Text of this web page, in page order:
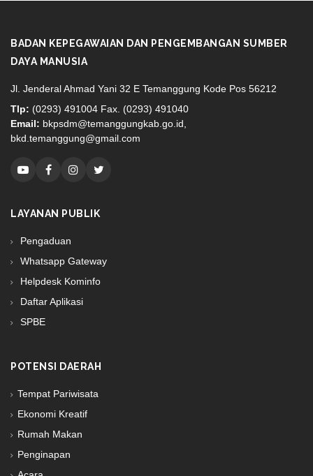
BADAN KEPEGAWAIAN DAN PENGEMBANGAN SUMBER
DAYA MANUSIA
Jl. Jenderal Ahmad Yani 32 E Temanggung Kode Pos 56212
Tlp: (0293) 491004 Fax. (0293) 491040
Email: bkpsdm@temanggungkab.go.id,
bkd.temanggung@gmail.com
LAYANAN PUBLIK
Pengaduan
Whatsapp Gateway
Helpdesk Kominfo
Daftar Aplikasi
SPBE
POTENSI DAERAH
Tempat Pariwisata
Ekonomi Kreatif
Rumah Makan
Penginapan